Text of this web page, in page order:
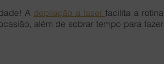
A depilação a laser facilita a rotina
além de sobrar tempo para fazer